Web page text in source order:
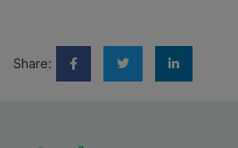
Share: